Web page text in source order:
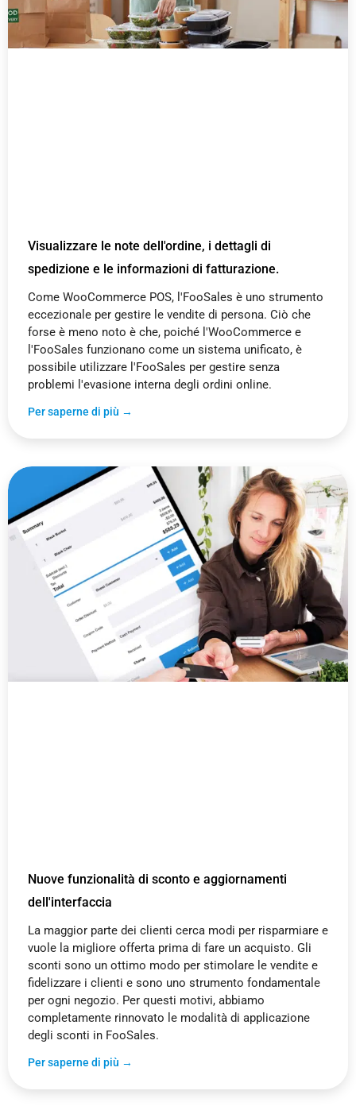
Visualizzare le note dell'ordine, i dettagli di
spedizione e le informazioni di fatturazione.
Come WooCommerce POS, l'FooSales è uno strumento
eccezionale per gestire le vendite di persona. Ciò che
forse è meno noto è che, poiché l'WooCommerce e
l'FooSales funzionano come un sistema unificato, è
possibile utilizzare l'FooSales per gestire senza
problemi l'evasione interna degli ordini online.
Per saperne di più →
Nuove funzionalità di sconto e aggiornamenti
dell'interfaccia
La maggior parte dei clienti cerca modi per risparmiare e
vuole la migliore offerta prima di fare un acquisto. Gli
sconti sono un ottimo modo per stimolare le vendite e
fidelizzare i clienti e sono uno strumento fondamentale
per ogni negozio. Per questi motivi, abbiamo
completamente rinnovato le modalità di applicazione
degli sconti in FooSales.
Per saperne di più →